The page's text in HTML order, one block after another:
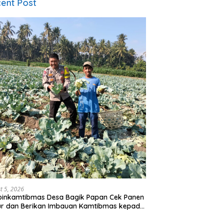
Post
5, 2026
Desa Bagik Papan Cek Panen
dan Berikan Imbauan Kamtibmas kepada